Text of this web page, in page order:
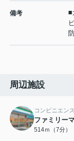
備考
■
周辺施設
コンビニエン
ファミリー
514ｍ（7分）